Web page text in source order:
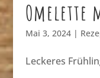
Omelette
Mai 3, 2024|
Leckeres